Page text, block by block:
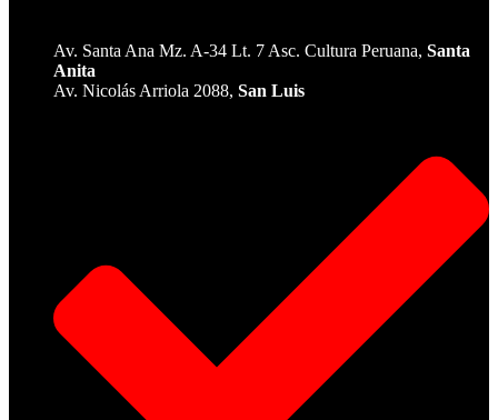
Av. Santa Ana Mz. A-34 Lt. 7 Asc. Cultura Peruana, Santa
Anita
Av. Nicolás Arriola 2088, San Luis